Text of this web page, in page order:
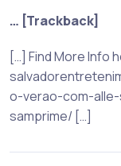
… [Trackback]
[…] Find More Info
o-verao-com-
samprime/ […]